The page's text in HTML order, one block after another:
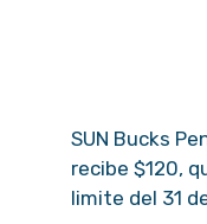
SUN Bucks
recibe $120,
limite del 31